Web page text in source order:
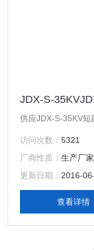
供应JDX-S-35KV
访问次数：5321
厂商性质：生产厂家
更新日期： 2016-
查看详情